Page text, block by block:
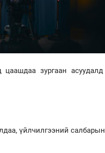
зургаан
үйлчилгээний